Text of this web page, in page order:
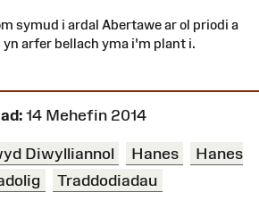
symud i ardal Abertawe ar ol priodi a
arfer bellach yma i'm plant i.
14 Mehefin 2014
Diwylliannol Hanes
Hanes
Traddodiadau